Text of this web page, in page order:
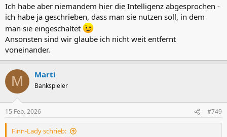
Ich habe aber niemandem hier die Intelligenz abgesprochen -
ich habe ja geschrieben, dass man sie nutzen soll, in dem
man sie eingeschaltet
Ansonsten sind wir glaube ich nicht weit entfernt
voneinander.
M Marti
Bankspieler
15 Feb. 2026 #749
Finn-Lady schrieb: